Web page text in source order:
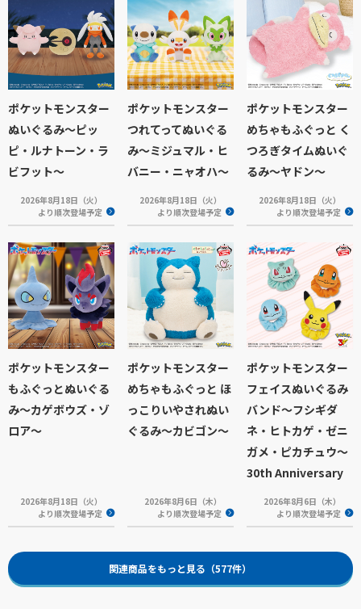
ポケットモンスター
ぬいぐるみ～ピッ
ピ・ルナトーン・ラ
ビフット～
2026年8月18日（火）
より順次登場予定
ポケットモンスター
つれてってぬいぐる
み～ミジュマル・ヒ
バニー・ニャオハ～
2026年8月18日（火）
より順次登場予定
ポケットモンスター
めちゃもふぐっと く
つろぎタイムぬいぐ
るみ～ヤドン～
2026年8月18日（火）
より順次登場予定
ポケットモンスター
もふぐっとぬいぐる
み～カゲボウズ・ゾ
ロア～
2026年8月18日（火）
より順次登場予定
ポケットモンスター
めちゃもふぐっと ほ
っこりいやされぬい
ぐるみ～カビゴン～
2026年8月6日（木）
より順次登場予定
ポケットモンスター
フェイスぬいぐるみ
バンド～フシギダ
ネ・ヒトカゲ・ゼニ
ガメ・ピカチュウ～
30th Anniversary
2026年8月6日（木）
より順次登場予定
関連商品をもっと見る（577件）